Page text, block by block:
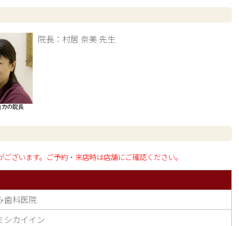
院長：村居 奈美 先生
ざいます。ご予約・来店時は店舗にご確認ください。
歯科医院
シカイイン